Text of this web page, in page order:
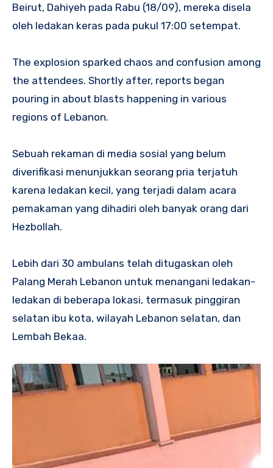
Beirut, Dahiyeh pada Rabu (18/09), mereka disela
oleh ledakan keras pada pukul 17:00 setempat.
The explosion sparked chaos and confusion among
the attendees. Shortly after, reports began
pouring in about blasts happening in various
regions of Lebanon.
Sebuah rekaman di media sosial yang belum
diverifikasi menunjukkan seorang pria terjatuh
karena ledakan kecil, yang terjadi dalam acara
pemakaman yang dihadiri oleh banyak orang dari
Hezbollah.
Lebih dari 30 ambulans telah ditugaskan oleh
Palang Merah Lebanon untuk menangani ledakan-
ledakan di beberapa lokasi, termasuk pinggiran
selatan ibu kota, wilayah Lebanon selatan, dan
Lembah Bekaa.